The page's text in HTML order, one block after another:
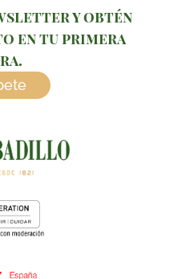
y obtén
en tu primera